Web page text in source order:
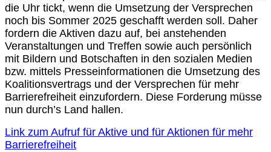
die Uhr tickt, wenn die Umsetzung der Versprechen
noch bis Sommer 2025 geschafft werden soll. Daher
fordern die Aktiven dazu auf, bei anstehenden
Veranstaltungen und Treffen sowie auch persönlich
mit Bildern und Botschaften in den sozialen Medien
bzw. mittels Presseinformationen die Umsetzung des
Koalitionsvertrags und der Versprechen für mehr
Barrierefreiheit einzufordern. Diese Forderung müsse
nun durch’s Land hallen.
Link zum Aufruf für Aktive und für Aktionen für mehr
Barrierefreiheit